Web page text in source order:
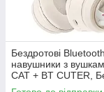
Бездротові Bluetooth
навушники з
CAT + BT CUTER,
Дитячі навушники з